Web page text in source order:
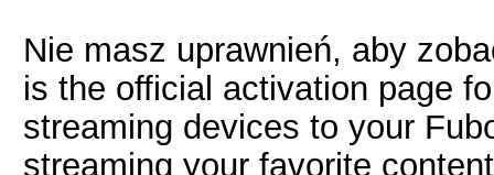
Nie masz uprawnień, aby
is the official activation page
streaming devices to your
streaming your favorite